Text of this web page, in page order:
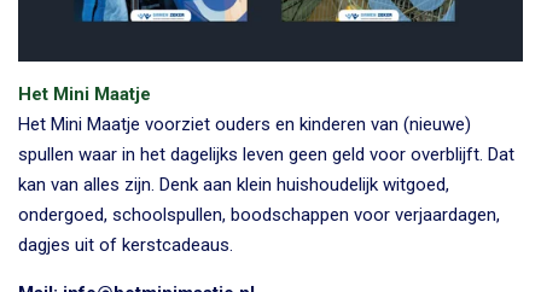
Het Mini Maatje
Het Mini Maatje voorziet ouders en kinderen van (nieuwe)
spullen waar in het dagelijks leven geen geld voor overblijft. Dat
kan van alles zijn. Denk aan klein huishoudelijk witgoed,
ondergoed, schoolspullen, boodschappen voor verjaardagen,
dagjes uit of kerstcadeaus.